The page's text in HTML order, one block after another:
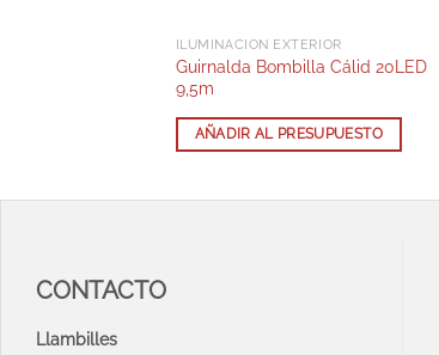
ILUMINACIÓN EXTERIOR
Guirnalda Bombilla Cálid 20LED
9,5m
AÑADIR AL PRESUPUESTO
CONTACTO
Llambilles